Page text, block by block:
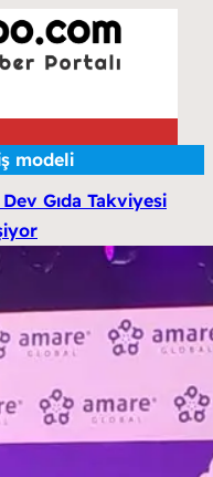
modeli
Gıda Takviyesi